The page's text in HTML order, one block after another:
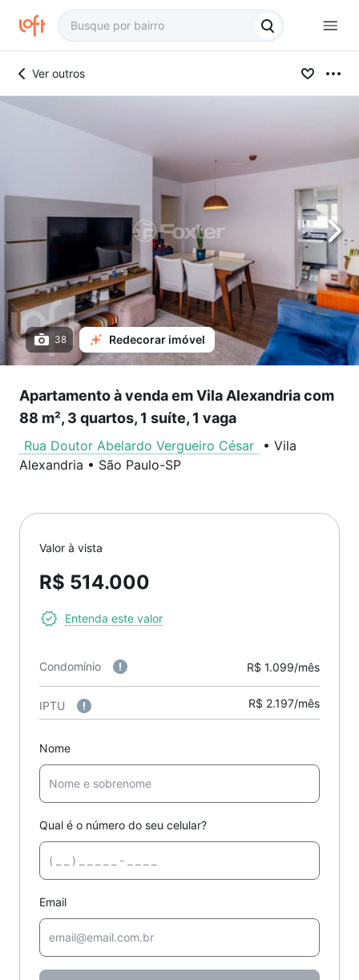
Ver outros
38 Redecorar imóvel
Apartamento à venda em Vila Alexandria com
88 m², 3 quartos, 1 suíte, 1 vaga
Rua Doutor Abelardo Vergueiro César • Vila
Alexandria • São Paulo-SP
Valor à vista
R$ 514.000
Entenda este valor
Condomínio R$ 1.099/mês
IPTU R$ 2.197/mês
Nome
Qual é o número do seu celular?
Email